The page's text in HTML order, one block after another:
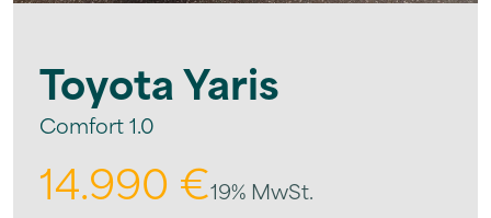
ToyotaYaris
Comfort 1.0
14.990 €19% MwSt.